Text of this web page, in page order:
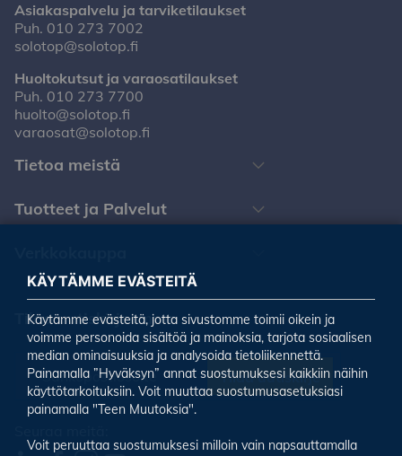
Asiakaspalvelu ja tarviketilaukset
Puh. 010 273 7002
solotop@solotop.fi
Huoltokutsut ja varaosatilaukset
Puh. 010 273 7700
huolto@solotop.fi
varaosat@solotop.fi
Tietoa meistä
Tuotteet ja Palvelut
Tilaa uutiskirjeemme
Tilaa uutiskirje
KÄYTÄMME EVÄSTEITÄ
Käytämme evästeitä, jotta sivustomme toimii oikein ja
voimme personoida sisältöä ja mainoksia, tarjota sosiaalisen
median ominaisuuksia ja analysoida tietoliikennettä.
Painamalla ”Hyväksyn” annat suostumuksesi kaikkiin näihin
käyttötarkoituksiin. Voit muuttaa suostumusasetuksiasi
painamalla "Teen Muutoksia".
Voit peruuttaa suostumuksesi milloin vain napsauttamalla